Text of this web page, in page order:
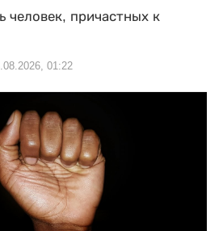
человек, причастных к
01:22